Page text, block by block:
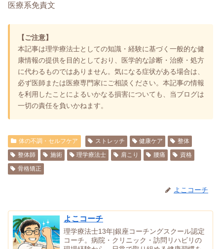
医療系免責文
【ご注意】
本記事は理学療法士としての知識・経験に基づく一般的な健
康情報の提供を目的としており、医学的な診断・治療・処方
に代わるものではありません。気になる症状がある場合は、
必ず医師または医療専門家にご相談ください。本記事の情報
を利用したことによるいかなる損害についても、当ブログは
一切の責任を負いかねます。
体の不調・セルフケア ストレッチ 健康ケア
整体
整体師
施術 理学療法士 肩こり 腰痛
資格
骨格矯正
よこコーチ
よこコーチ
理学療法士13年|銀座コーチングスクール認定
コーチ。病院・クリニック・訪問リハビリの